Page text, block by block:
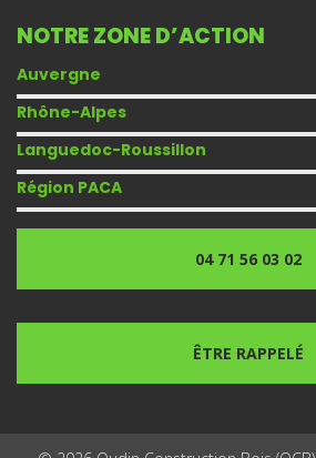
NOTRE ZONE D’ACTION
Auvergne
Rhône-Alpes
Languedoc-Roussillon
Région PACA
04 71 56 03 02
ÊTRE RAPPELÉ